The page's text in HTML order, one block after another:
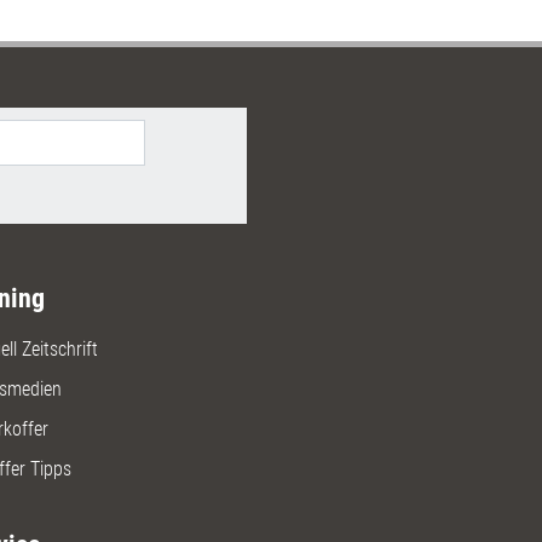
Zeitschrift
Tipps